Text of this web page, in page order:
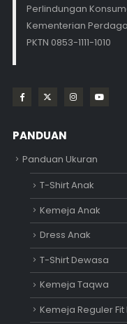
Perlindungan
Kementerian
PKTN 0853-1111-1010
PANDUAN
Panduan Ukuran
T-Shirt Anak
Kemeja Anak
Dress Anak
T-Shirt Dewasa
Kemeja Taqwa
Kemeja Reguler